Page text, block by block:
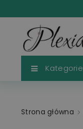
Kategorie
Strona główna